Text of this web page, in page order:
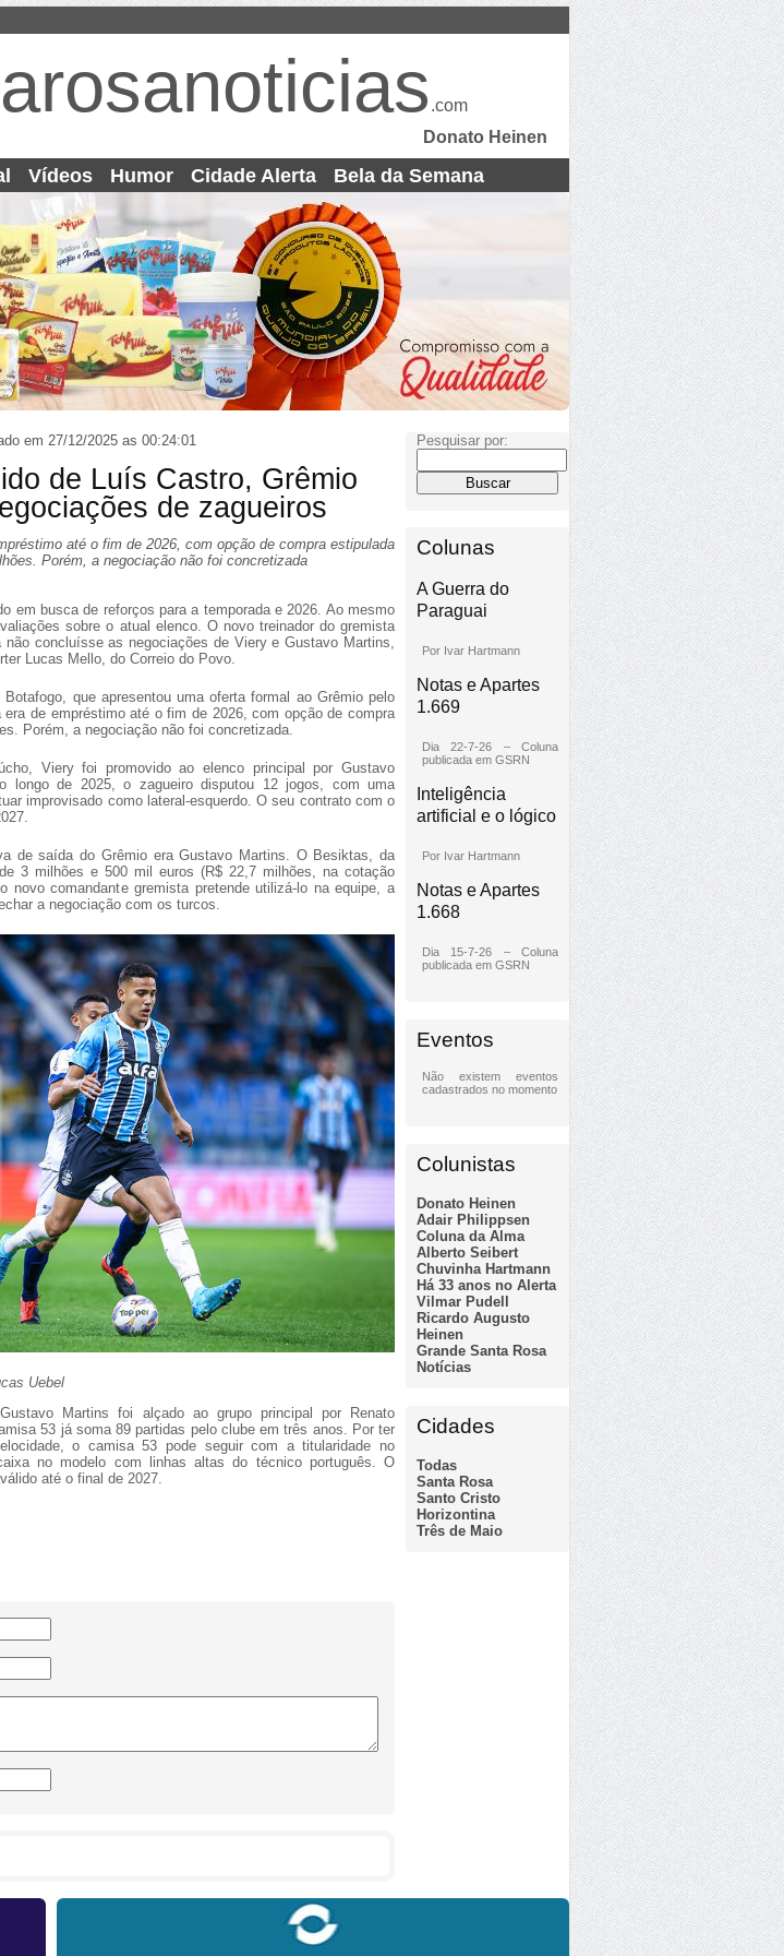
.com
Donato Heinen
Vídeos Humor Cidade Alerta Bela da Semana
em 27/12/2025 as 00:24:01
de Luís Castro, Grêmio
de zagueiros
até o fim de 2026, com opção de compra estipulada
Porém, a negociação não foi concretizada
em busca de reforços para a temporada e 2026. Ao mesmo
sobre o atual elenco. O novo treinador do gremista
não concluísse as negociações de Viery e Gustavo Martins,
Lucas Mello, do Correio do Povo.
que apresentou uma oferta formal ao Grêmio pelo
era de empréstimo até o fim de 2026, com opção de compra
Porém, a negociação não foi concretizada.
Viery foi promovido ao elenco principal por Gustavo
longo de 2025, o zagueiro disputou 12 jogos, com uma
improvisado como lateral-esquerdo. O seu contrato com o
de saída do Grêmio era Gustavo Martins. O Besiktas, da
3 milhões e 500 mil euros (R$ 22,7 milhões, na cotação
novo comandante gremista pretende utilizá-lo na equipe, a
a negociação com os turcos.
Uebel
Martins foi alçado ao grupo principal por Renato
53 já soma 89 partidas pelo clube em três anos. Por ter
o camisa 53 pode seguir com a titularidade no
no modelo com linhas altas do técnico português. O
até o final de 2027.
Pesquisar por:
Colunas
A Guerra do
Paraguai
Por Ivar Hartmann
Notas e Apartes
1.669
Dia 22-7-26 – Coluna
publicada em GSRN
Inteligência
artificial e o lógico
Por Ivar Hartmann
Notas e Apartes
1.668
Dia 15-7-26 – Coluna
publicada em GSRN
Eventos
Não existem eventos
cadastrados no momento
Colunistas
Donato Heinen
Adair Philippsen
Coluna da Alma
Alberto Seibert
Chuvinha Hartmann
Há 33 anos no Alerta
Vilmar Pudell
Ricardo Augusto
Heinen
Grande Santa Rosa
Notícias
Cidades
Todas
Santa Rosa
Santo Cristo
Horizontina
Três de Maio